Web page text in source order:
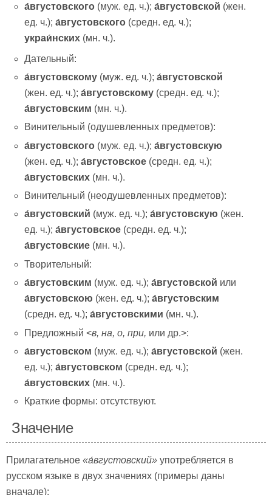
а́вгустовского (муж. ед. ч.);а́вгустовской (жен.
ед. ч.);а́вгустовского (средн. ед. ч.);
украи́нских (мн. ч.).
Дательный:
а́вгустовскому (муж. ед. ч.);а́вгустовской
(жен. ед. ч.);а́вгустовскому (средн. ед. ч.);
а́вгустовским (мн. ч.).
Винительный (одушевленных предметов):
а́вгустовского (муж. ед. ч.);а́вгустовскую
(жен. ед. ч.);а́вгустовское (средн. ед. ч.);
а́вгустовских (мн. ч.).
Винительный (неодушевленных предметов):
а́вгустовский (муж. ед. ч.);а́вгустовскую (жен.
ед. ч.);а́вгустовское (средн. ед. ч.);
а́вгустовские (мн. ч.).
Творительный:
а́вгустовским (муж. ед. ч.);а́вгустовской или
а́вгустовскою (жен. ед. ч.);а́вгустовским
(средн. ед. ч.);а́вгустовскими (мн. ч.).
Предложный <в, на, о, при, или др.>:
а́вгустовском (муж. ед. ч.);а́вгустовской (жен.
ед. ч.);а́вгустовском (средн. ед. ч.);
а́вгустовских (мн. ч.).
Краткие формы: отсутствуют.
Значение
Прилагательное «а́вгустовский» употребляется в
русском языке в двух значениях (примеры даны
вначале):